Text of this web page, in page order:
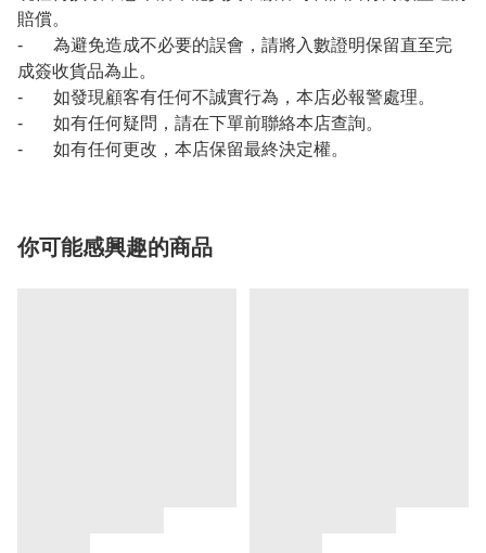
賠償。
- 為避免造成不必要的誤會，請將入數證明保留直至完
成簽收貨品為止。
- 如發現顧客有任何不誠實行為，本店必報警處理。
- 如有任何疑問，請在下單前聯絡本店查詢。
- 如有任何更改，本店保留最終決定權。
你可能感興趣的商品